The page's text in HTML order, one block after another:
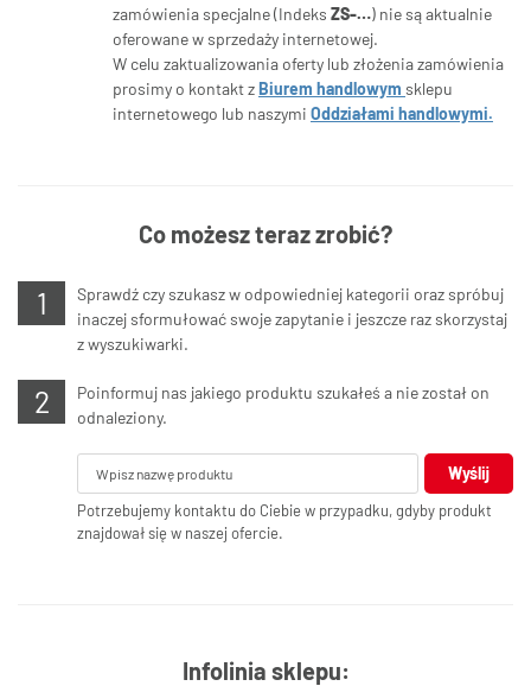
zamówienia specjalne (Indeks ZS-…) nie są aktualnie
oferowane w sprzedaży internetowej.
W celu zaktualizowania oferty lub złożenia zamówienia
prosimy o kontakt zBiurem handlowym sklepu
internetowego lub naszymi Oddziałami handlowymi.
Co możesz teraz zrobić?
Sprawdź czy szukasz w odpowiedniej kategorii oraz spróbuj
inaczej sformułować swoje zapytanie i jeszcze raz skorzystaj
z wyszukiwarki.
Poinformuj nas jakiego produktu szukałeś a nie został on
odnaleziony.
Wyślij
Potrzebujemy kontaktu do Ciebie w przypadku, gdyby produkt
znajdował się w naszej ofercie.
Infolinia sklepu: